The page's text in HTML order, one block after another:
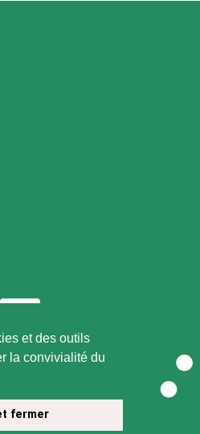
et des outils
la convivialité du
fermer